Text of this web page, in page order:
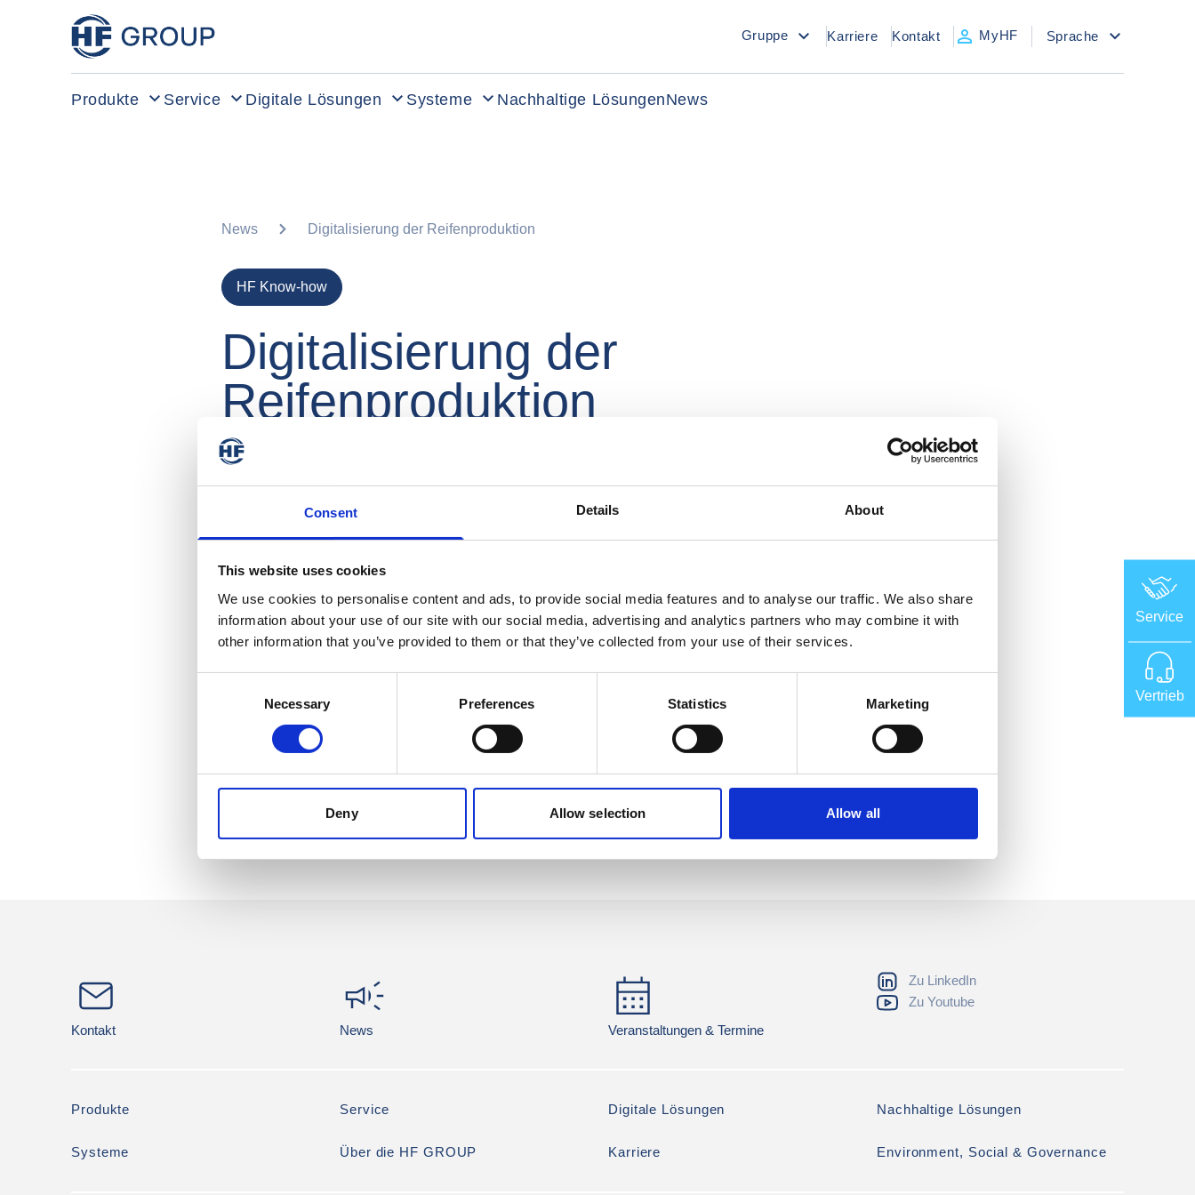
Consent Details About
This website uses cookies
We use cookies to personalise content and ads, to provide social media features and to analyse our traffic. We also share
information about your use of our site with our social media, advertising and analytics partners who may combine it with
other information that you’ve provided to them or that they’ve collected from your use of their services.
Necessary Preferences Statistics Marketing
Deny Allow selection Allow all
HF Group – Zur Startseite
Gruppe Karriere Kontakt MyHF Sprache
Produkte Service Digitale Lösungen Systeme Nachhaltige LösungenNews
News Digitalisierung der Reifenproduktion
HF Know-how
Digitalisierung der
Reifenproduktion
Das kommende Angebot digitaler Lösungen der HF TireTech Group wird verschiedene Parameter im Vulkanisationsprozess
überwachen, wie etwa Zykluszeiten oder Bewegungen der Maschinen.
Einer der Aussteller auf der Tire Technology Expo 2022, die in Hannover, Deutschland,  stattfand, war die HF GROUP.
Dr. Bernd Pape, Digital Solutions, HF GROUP, hob die Pläne des Unternehmens hervor, eine neue Produktlinie zu entwickeln,
die es seinen Kunden ermöglichen soll, Reifenvulkanisationsmaschinen effektiver digital zu überwachen, und betonte die
Bedeutung des Datenaustauschs und vertrauensvoller Partnerschaften.
Kontakt News Veranstaltungen & Termine
Zu LinkedIn
Zu Youtube
Produkte Service Digitale Lösungen Nachhaltige Lösungen
Systeme Über die HF GROUP Karriere Environment, Social & Governance
Service
Vertrieb